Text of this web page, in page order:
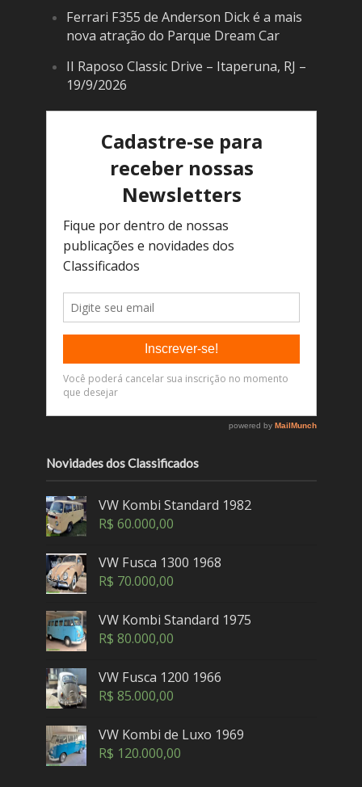
Ferrari F355 de Anderson Dick é a mais
nova atração do Parque Dream Car
II Raposo Classic Drive – Itaperuna, RJ –
19/9/2026
Novidades dos Classificados
VW Kombi Standard 1982
R$ 60.000,00
VW Fusca 1300 1968
R$ 70.000,00
VW Kombi Standard 1975
R$ 80.000,00
VW Fusca 1200 1966
R$ 85.000,00
VW Kombi de Luxo 1969
R$ 120.000,00